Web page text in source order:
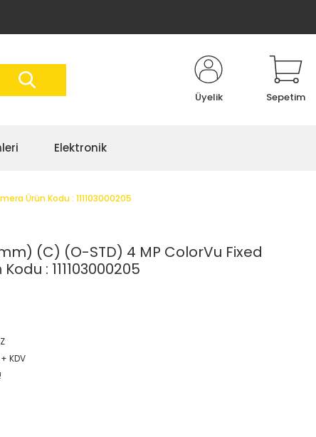
Üyelik Sepetim
Elektronik
Ürün Kodu : 111103000205
(C) (O-STD) 4 MP ColorVu Fixed
: 111103000205
KDV